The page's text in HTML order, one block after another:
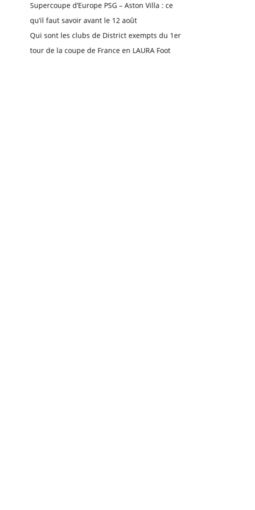
Supercoupe d’Europe PSG – Aston Villa : ce
qu’il faut savoir avant le 12 août
Qui sont les clubs de District exempts du 1er
tour de la coupe de France en LAURA Foot